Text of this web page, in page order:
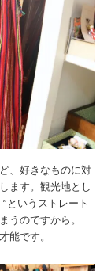
、好きなものに対
ます。観光地とし
というストレート
うのですから。
能です。